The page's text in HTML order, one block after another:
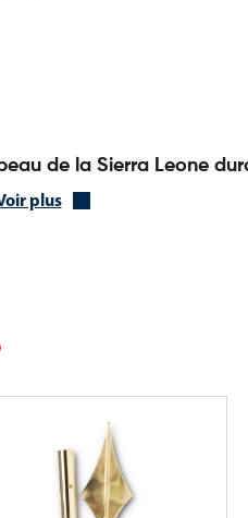
de la Sierra Leone
selon vos besoins
franche, etc.
esthétisme et symbolisme,
décorations institutionnelles
plus